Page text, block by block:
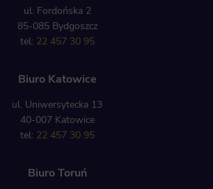
ul. Fordońska 2
85-085 Bydgoszcz
tel: 22 457 30 95
Biuro Katowice
ul. Uniwersytecka 13
40-007 Katowice
tel: 22 457 30 95
Biuro Toruń